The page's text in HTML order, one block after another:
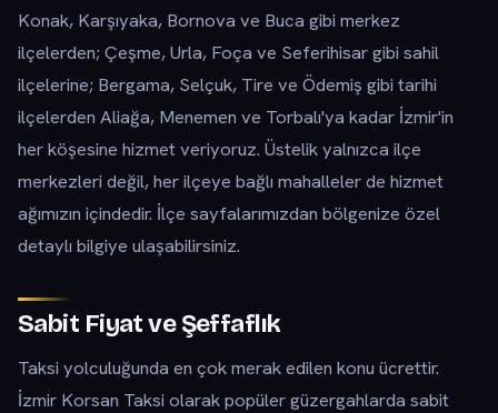
Konak, Karşıyaka, Bornova ve Buca gibi merkez
ilçelerden; Çeşme, Urla, Foça ve Seferihisar gibi sahil
ilçelerine; Bergama, Selçuk, Tire ve Ödemiş gibi tarihi
ilçelerden Aliağa, Menemen ve Torbalı'ya kadar İzmir'in
her köşesine hizmet veriyoruz. Üstelik yalnızca ilçe
merkezleri değil, her ilçeye bağlı mahalleler de hizmet
ağımızın içindedir. İlçe sayfalarımızdan bölgenize özel
detaylı bilgiye ulaşabilirsiniz.
Sabit Fiyat ve Şeffaflık
Taksi yolculuğunda en çok merak edilen konu ücrettir.
İzmir Korsan Taksi olarak popüler güzergahlarda sabit